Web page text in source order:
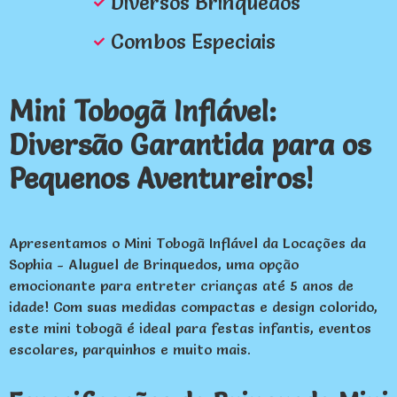
Combos Especiais
Mini Tobogã Inflável:
Diversão Garantida para os
Pequenos Aventureiros!
Apresentamos o Mini Tobogã Inflável da Locações da
Sophia - Aluguel de Brinquedos, uma opção
emocionante para entreter crianças até 5 anos de
idade! Com suas medidas compactas e design colorido,
este mini tobogã é ideal para festas infantis, eventos
escolares, parquinhos e muito mais.